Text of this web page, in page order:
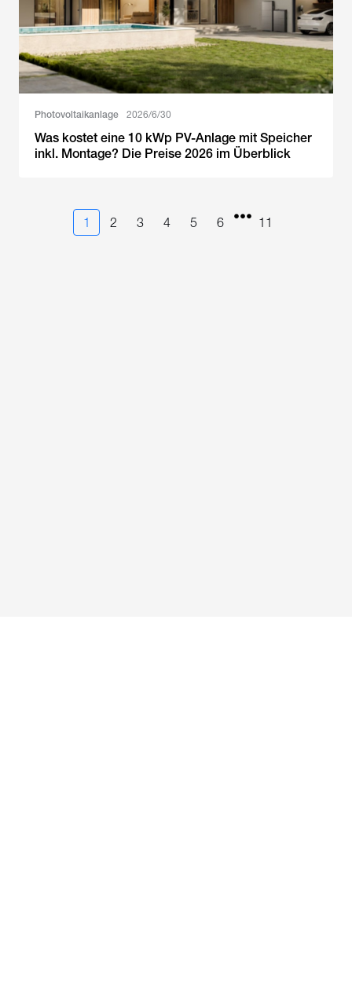
Photovoltaikanlage 2026/6/30
Was kostet eine 10 kWp PV-Anlage mit Speicher
inkl. Montage? Die Preise 2026 im Überblick
1 2 3 4 5 6 ••• 11